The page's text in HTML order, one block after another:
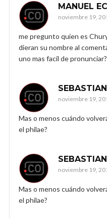
MANUEL
noviembre 19,
me pregunto quien es
dieran su nombre al
uno mas facil de
noviembre 19,
Mas o menos cuándo
el philae?
noviembre 19,
Mas o menos cuándo
el philae?